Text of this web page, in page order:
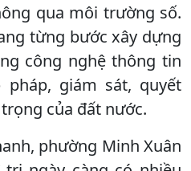
qua môi trường số.
từng bước xây dựng
công nghệ thông tin
giám sát, quyết
của đất nước.
phường Minh Xuân